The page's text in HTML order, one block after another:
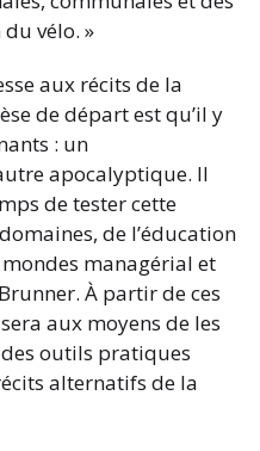
vélo. »
aux récits de la
de départ est qu’il y
: un
apocalyptique. Il
de tester cette
de l’éducation
managérial et
À partir de ces
aux moyens de les
outils pratiques
alternatifs de la